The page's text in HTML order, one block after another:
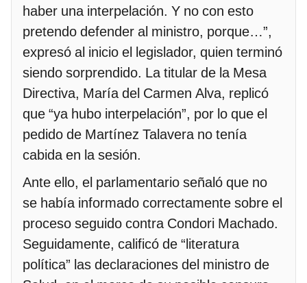
haber una interpelación. Y no con esto
pretendo defender al ministro, porque…”,
expresó al inicio el legislador, quien terminó
siendo sorprendido. La titular de la Mesa
Directiva, María del Carmen Alva, replicó
que “ya hubo interpelación”, por lo que el
pedido de Martínez Talavera no tenía
cabida en la sesión.
Ante ello, el parlamentario señaló que no
se había informado correctamente sobre el
proceso seguido contra Condori Machado.
Seguidamente, calificó de “literatura
política” las declaraciones del ministro de